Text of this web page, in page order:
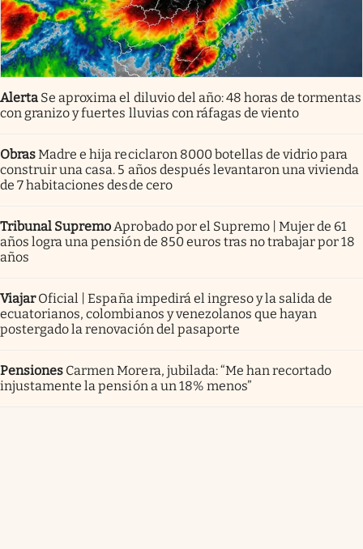
Alerta Se aproxima el diluvio del año: 48 horas de tormentas
con granizo y fuertes lluvias con ráfagas de viento
ObrasMadre e hija reciclaron 8000 botellas de vidrio para
construir una casa. 5 años después levantaron una vivienda
de 7 habitaciones desde cero
Tribunal Supremo Aprobado por el Supremo | Mujer de 61
años logra una pensión de 850 euros tras no trabajar por 18
años
Viajar Oficial | España impedirá el ingreso y la salida de
ecuatorianos, colombianos y venezolanos que hayan
postergado la renovación del pasaporte
Pensiones Carmen Morera, jubilada: “Me han recortado
injustamente la pensión a un 18% menos”